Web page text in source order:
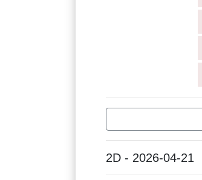
2D - 2026-04-21